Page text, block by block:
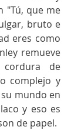
"Tú, que me
bruto e
eres como
remueve
de
complejo y
mundo en
y eso es
de papel.